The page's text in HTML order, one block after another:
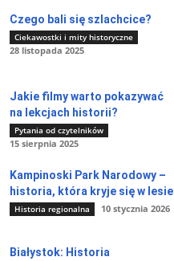
Czego bali się szlachcice?
Ciekawostki i mity historyczne
28 listopada 2025
Jakie filmy warto pokazywać
na lekcjach historii?
Pytania od czytelników
15 sierpnia 2025
Kampinoski Park Narodowy –
historia, która kryje się w lesie
Historia regionalna 10 stycznia 2026
Białystok: Historia